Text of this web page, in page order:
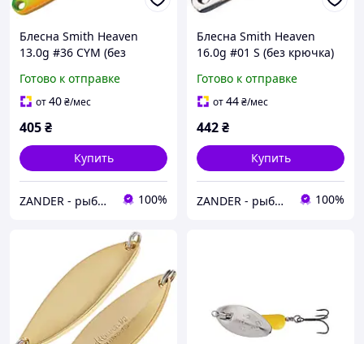
Блесна Smith Heaven
13.0g #36 CYM (без
Готово к отправке
от40₴/мес
405₴
Купить
ZANDER - рыболовный интернет-магазин 100%
Блесна Smith Heaven
16.0g #01 S (без крючка)
Готово к отправке
от44₴/мес
442₴
Купить
ZANDER - рыболовный интернет-магазин 100%